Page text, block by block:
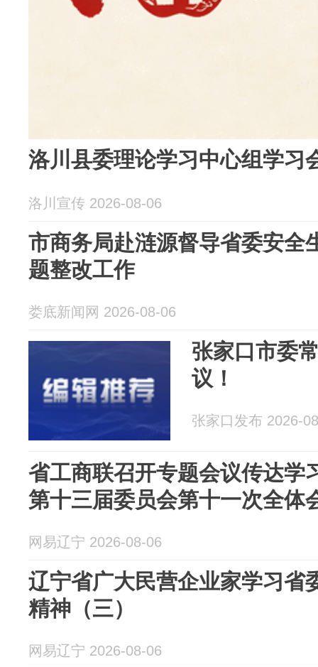
洛川县委理论学习中心组学习
洛川宣传 2026-08-06
市商务局赴涟源督导省委安全
题整改工作
娄底新闻网 2026-08-06
张家口市委
议！
张家口发布 2026-
省工商联召开专题会议传达学
第十三届委员会第十一次全体
网易辽宁 2026-08-06
辽宁省广大民营企业家学习省
精神（三）
网易辽宁 2026-08-06